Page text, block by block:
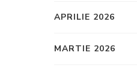
APRILIE 2026
MARTIE 2026